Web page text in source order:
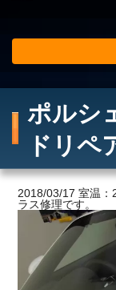
ポルシ
ドリペ
2018/03/17 室温
ラス修理です。